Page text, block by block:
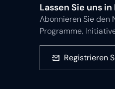
Lassen Sie uns
Abonnieren Sie den
Programme,
Registrieren